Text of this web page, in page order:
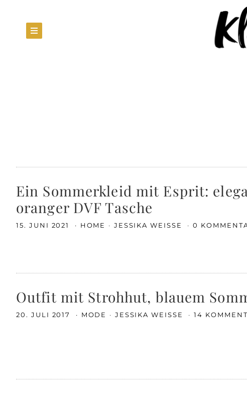
Ein Sommerkleid mit Esprit:
oranger DVF Tasche
15. JUNI 2021 HOME JESSIKA WEISSE 0
Outfit mit Strohhut, blauem
20. JULI 2017 MODE JESSIKA WEISSE 14